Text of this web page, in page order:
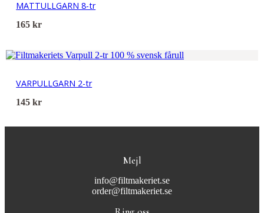
MATTULLGARN 8-tr
165kr
VARPULLGARN 2-tr
145kr
Mejl
info@filtmakeriet.se
order@filtmakeriet.se